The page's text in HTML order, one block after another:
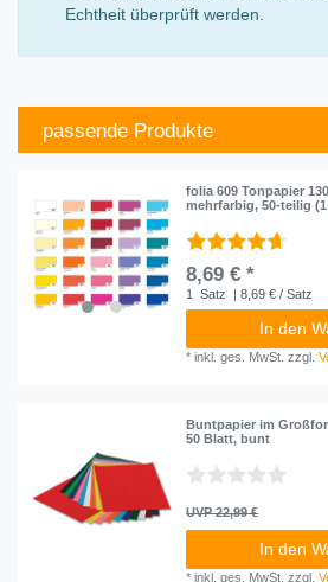
Echtheit überprüft werden.
passende Produkte
folia 609 Tonpapier
mehrfarbig, 50-teilig (1
8,69 € *
1 Satz | 8,69 € / Satz
In den
*inkl. ges. MwSt. zzgl.
Buntpapier im
50 Blatt, bunt
UVP 22,99 €
In den
*inkl. ges. MwSt. zzgl.